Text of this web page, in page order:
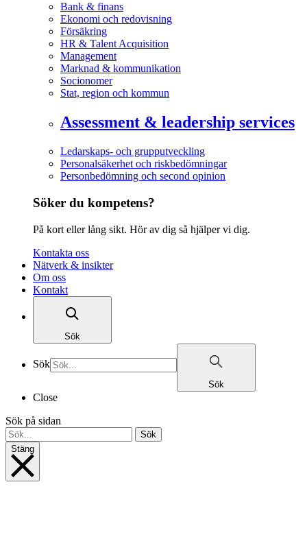
Bank & finans
Ekonomi och redovisning
Försäkring
HR & Talent Acquisition
Management
Marknad & kommunikation
Socionomer
Stat, region och kommun
Assessment & leadership services
Ledarskaps- och grupputveckling
Personalsäkerhet och riskbedömningar
Personbedömning och second opinion
Söker du kompetens?
På kort eller lång sikt. Hör av dig så hjälper vi dig.
Kontakta oss
Nätverk & insikter
Om oss
Kontakt
Sök
Sök
Sök
Close
Sök på sidan
Sök
Stäng